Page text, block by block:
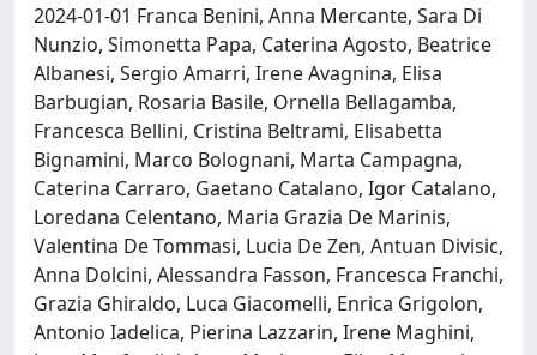
2024-01-01 Franca Benini, Anna Mercante, Sara Di
Nunzio, Simonetta Papa, Caterina Agosto, Beatrice
Albanesi, Sergio Amarri, Irene Avagnina, Elisa
Barbugian, Rosaria Basile, Ornella Bellagamba,
Francesca Bellini, Cristina Beltrami, Elisabetta
Bignamini, Marco Bolognani, Marta Campagna,
Caterina Carraro, Gaetano Catalano, Igor Catalano,
Loredana Celentano, Maria Grazia De Marinis,
Valentina De Tommasi, Lucia De Zen, Antuan Divisic,
Anna Dolcini, Alessandra Fasson, Francesca Franchi,
Grazia Ghiraldo, Luca Giacomelli, Enrica Grigolon,
Antonio Iadelica, Pierina Lazzarin, Irene Maghini,